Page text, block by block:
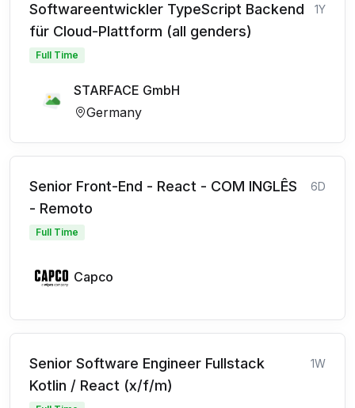
Softwareentwickler TypeScript Backend
für Cloud-Plattform (all genders)
1Y
Full Time
STARFACE GmbH
Germany
Senior Front-End - React - COM INGLÊS
- Remoto
6D
Full Time
Capco
Senior Software Engineer Fullstack
Kotlin / React (x/f/m)
1W